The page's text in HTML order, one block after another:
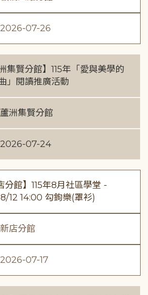
2026-07-26
洲集賢分館】115年「愛與美學的
」閱讀推廣活動
蘆洲集賢分館
2026-07-24
分館】115年8月社區學堂 -
12 14:00 勾鉤樂(罩衫)
新店分館
2026-07-17